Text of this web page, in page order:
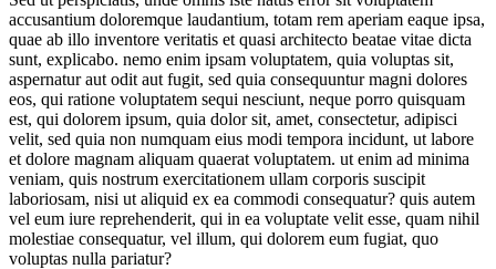
accusantium doloremque laudantium, totam rem aperiam eaque ipsa,
quae ab illo inventore veritatis et quasi architecto beatae vitae dicta
sunt, explicabo. nemo enim ipsam voluptatem, quia voluptas sit,
aspernatur aut odit aut fugit, sed quia consequuntur magni dolores
eos, qui ratione voluptatem sequi nesciunt, neque porro quisquam
est, qui dolorem ipsum, quia dolor sit, amet, consectetur, adipisci
velit, sed quia non numquam eius modi tempora incidunt, ut labore
et dolore magnam aliquam quaerat voluptatem. ut enim ad minima
veniam, quis nostrum exercitationem ullam corporis suscipit
laboriosam, nisi ut aliquid ex ea commodi consequatur? quis autem
vel eum iure reprehenderit, qui in ea voluptate velit esse, quam nihil
molestiae consequatur, vel illum, qui dolorem eum fugiat, quo
voluptas nulla pariatur?